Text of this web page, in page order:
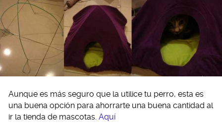
Aunque es más seguro que la utilice tu perro, esta es
una buena opción para ahorrarte una buena cantidad al
ir la tienda de mascotas. Aquí